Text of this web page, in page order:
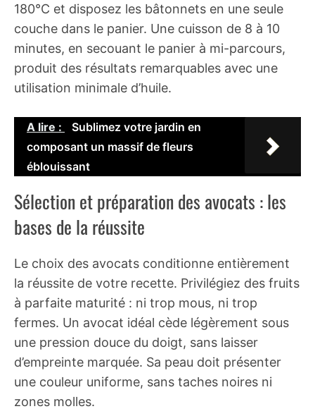
180°C et disposez les bâtonnets en une seule
couche dans le panier. Une cuisson de 8 à 10
minutes, en secouant le panier à mi-parcours,
produit des résultats remarquables avec une
utilisation minimale d’huile.
A lire :
Sublimez votre jardin en
composant un massif de fleurs
éblouissant
Sélection et préparation des avocats : les
bases de la réussite
Le choix des avocats conditionne entièrement
la réussite de votre recette. Privilégiez des fruits
à parfaite maturité : ni trop mous, ni trop
fermes. Un avocat idéal cède légèrement sous
une pression douce du doigt, sans laisser
d’empreinte marquée. Sa peau doit présenter
une couleur uniforme, sans taches noires ni
zones molles.